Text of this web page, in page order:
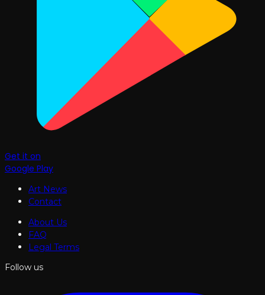
Get it on
Google Play
Art News
Contact
About Us
FAQ
Legal Terms
Follow us